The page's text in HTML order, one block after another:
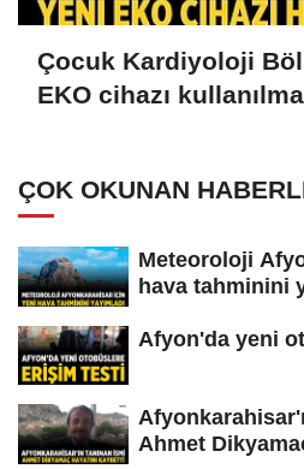
Çocuk Kardiyoloji
EKO cihazı
ÇOK OKUNAN
Meteoroloji
hava tahminini
Afyon'da yeni
Ahmet